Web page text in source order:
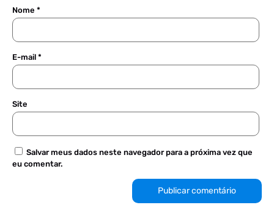
Nome *
E-mail *
Site
Salvar meus dados neste navegador para a próxima vez que
eu comentar.